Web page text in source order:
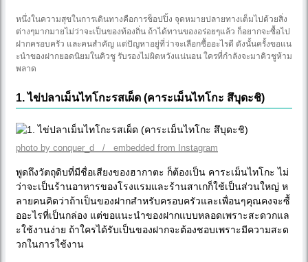
หนึ่งในความสุขในการเดินทางคือการช็อปปิ้ง จุดหมายปลายทางเต็มไปด้วยสิ่ง
ต่างๆมากมายไม่ว่าจะเป็นของท้องถิ่น ถ้าได้ทานของอร่อยๆแล้ว ก็อยากจะซื้อไป
ฝากครอบครัว และคนสำคัญ แต่ปัญหาอยู่ที่ว่าจะเลือกซื้ออะไรดี ดังนั้นครั้งขอแน
ะนำของฝากยอดนิยมในคิวชู รับรองไม่ผิดหวังแน่นอน ใครที่กำลังจะมาคิวชูห้าม
พลาด
1. ไข่ปลาเม็นไทโกะรสเผ็ด (คาระเม็นไทโกะ สึบุดะชิ)
photo by conquer_d / embedded from Instagram
พูดถึงวัตถุดิบที่มีชื่อเสียงของฮากาตะ ก็ต้องเป็น คาระเม็นไทโกะ ไม่
ว่าจะเป็นร้านอาหารของโรงแรมและร้านสาเกก็ใช้เป็นส่วนใหญ่ ห
ลายคนคิดว่าถ้าเป็นของฝากสำหรับครอบครัวและเพื่อนๆคุณคงจะซื้
ออะไรที่เป็นกล่อง แต่ขอแนะนำของฝากแบบหลอดเพราะสะดวกแล
ะใช้งานง่าย ถ้าใครได้รับเป็นของฝากจะต้องชอบเพราะมีความสะด
วกในการใช้งาน